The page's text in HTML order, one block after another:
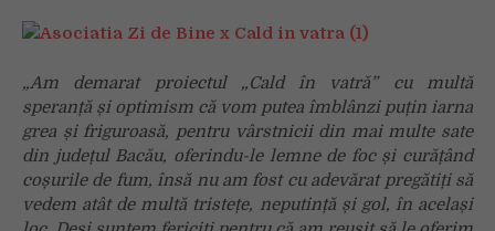
„Am demarat proiectul „Cald în vatră” cu multă
speranță și optimism că vom putea îmblânzi puțin iarna
grea și friguroasă, pentru vârstnicii din mai multe sate
din județul Bacău, oferindu-le lemne de foc și curățând
coșurile de fum, însă nu am fost cu adevărat pregătiți să
vedem atât de multă tristețe, neputință și gol, în același